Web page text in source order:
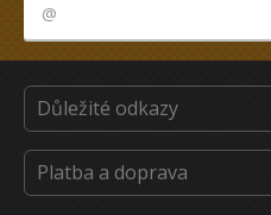
Důležité odkazy
Platba a doprava